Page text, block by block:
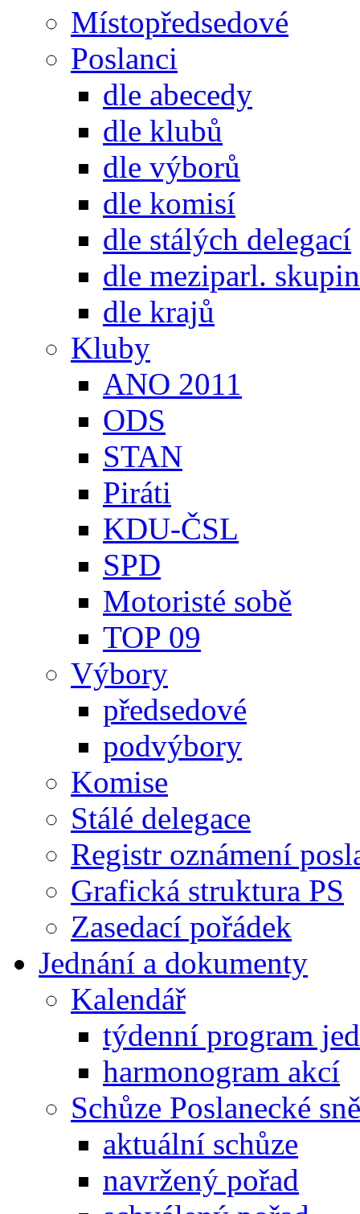
Místopředsedové
Poslanci
dle abecedy
dle klubů
dle výborů
dle komisí
dle stálých delegací
dle meziparl. skupin
dle krajů
Kluby
ANO 2011
ODS
STAN
Piráti
KDU-ČSL
SPD
Motoristé sobě
TOP 09
Výbory
předsedové
podvýbory
Komise
Stálé delegace
Registr oznámení
Grafická struktura PS
Zasedací pořádek
Jednání a dokumenty
Kalendář
týdenní program
harmonogram akcí
Schůze Poslanecké
aktuální schůze
navržený pořad